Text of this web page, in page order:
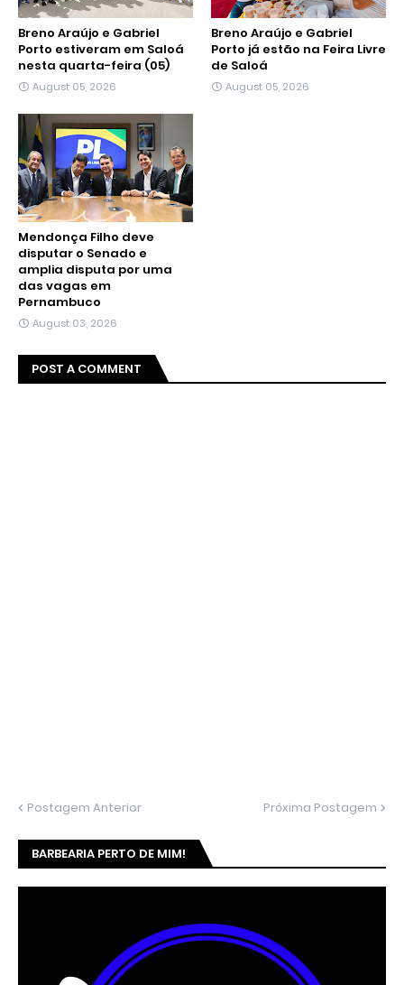
Breno Araújo e Gabriel
Porto estiveram em Saloá
nesta quarta-feira (05)
August 05, 2026
Breno Araújo e Gabriel
Porto já estão na Feira Livre
de Saloá
August 05, 2026
Mendonça Filho deve
disputar o Senado e
amplia disputa por uma
das vagas em
Pernambuco
August 03, 2026
POST A COMMENT
Postagem Anterior Próxima Postagem
BARBEARIA PERTO DE MIM!